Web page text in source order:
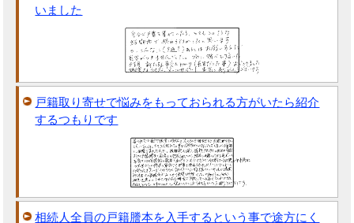
いました
戸籍取り寄せで悩みをもっておられる方がいたら紹介
するつもりです
相続人全員の戸籍謄本を入手するという事で途方にく